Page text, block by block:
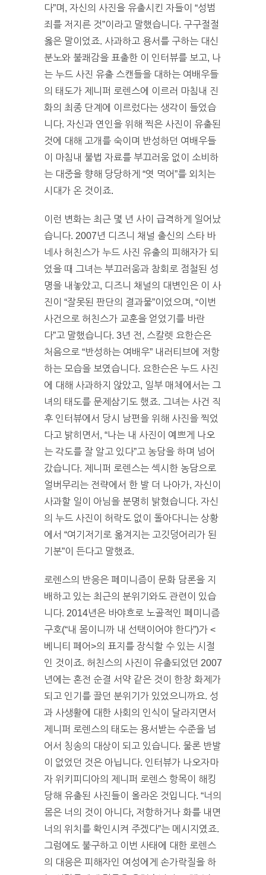
다”며, 자신의 사진을 유출시킨 자들이 “성범
죄를 저지른 것”이라고 말했습니다. 구구절절
옳은 말이었죠. 사과하고 용서를 구하는 대신
분노와 불쾌감을 표출한 이 인터뷰를 보고, 나
는 누드 사진 유출 스캔들을 대하는 여배우들
의 태도가 제니퍼 로렌스에 이르러 마침내 진
화의 최종 단계에 이르렀다는 생각이 들었습
니다. 자신과 연인을 위해 찍은 사진이 유출된
것에 대해 고개를 숙이며 반성하던 여배우들
이 마침내 불법 자료를 부끄러움 없이 소비하
는 대중을 향해 당당하게 “엿 먹어”를 외치는
시대가 온 것이죠.
이런 변화는 최근 몇 년 사이 급격하게 일어났
습니다. 2007년 디즈니 채널 출신의 스타 바
네사 허친스가 누드 사진 유출의 피해자가 되
었을 때 그녀는 부끄러움과 참회로 점철된 성
명을 내놓았고, 디즈니 채널의 대변인은 이 사
진이 “잘못된 판단의 결과물”이었으며, “이번
사건으로 허친스가 교훈을 얻었기를 바란
다”고 말했습니다. 3년 전, 스칼렛 요한슨은
처음으로 “반성하는 여배우” 내러티브에 저항
하는 모습을 보였습니다. 요한슨은 누드 사진
에 대해 사과하지 않았고, 일부 매체에서는 그
녀의 태도를 문제삼기도 했죠. 그녀는 사건 직
후 인터뷰에서 당시 남편을 위해 사진을 찍었
다고 밝히면서, “나는 내 사진이 예쁘게 나오
는 각도를 잘 알고 있다”고 농담을 하며 넘어
갔습니다. 제니퍼 로렌스는 섹시한 농담으로
얼버무리는 전략에서 한 발 더 나아가, 자신이
사과할 일이 아님을 분명히 밝혔습니다. 자신
의 누드 사진이 허락도 없이 돌아다니는 상황
에서 “여기저기로 옮겨지는 고깃덩어리가 된
기분”이 든다고 말했죠.
로렌스의 반응은 페미니즘이 문화 담론을 지
배하고 있는 최근의 분위기와도 관련이 있습
니다. 2014년은 바야흐로 노골적인 페미니즘
구호(“내 몸이니까 내 선택이어야 한다”)가 <
베니티 페어>의 표지를 장식할 수 있는 시절
인 것이죠. 허친스의 사진이 유출되었던 2007
년에는 혼전 순결 서약 같은 것이 한창 화제가
되고 인기를 끌던 분위기가 있었으니까요. 성
과 사생활에 대한 사회의 인식이 달라지면서
제니퍼 로렌스의 태도는 용서받는 수준을 넘
어서 칭송의 대상이 되고 있습니다. 물론 반발
이 없었던 것은 아닙니다. 인터뷰가 나오자마
자 위키피디아의 제니퍼 로렌스 항목이 해킹
당해 유출된 사진들이 올라온 것입니다. “너의
몸은 너의 것이 아니다, 저항하거나 화를 내면
너의 위치를 확인시켜 주겠다”는 메시지였죠.
그럼에도 불구하고 이번 사태에 대한 로렌스
의 대응은 피해자인 여성에게 손가락질을 하